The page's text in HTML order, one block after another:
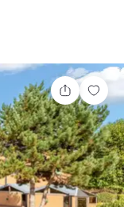
Partager